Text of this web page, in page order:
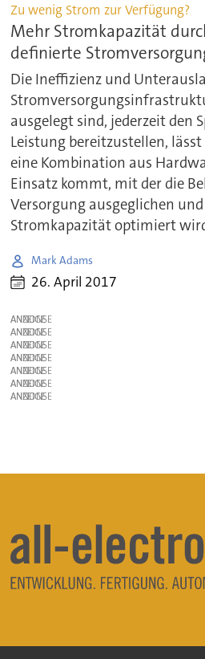
Zu wenig Strom zur Verfügung?
Mehr Stromkapazität
definierte
Die Ineffizienz und
ausgelegt sind, jederzeit den
Leistung bereitzustellen,
eine Kombination aus
Einsatz kommt, mit der die
Versorgung ausgeglichen
Stromkapazität optimiert
Mark Adams
26. April 2017
ANZEIGE
ANZEIGE
ANZEIGE
ANZEIGE
ANZEIGE
ANZEIGE
ANZEIGE